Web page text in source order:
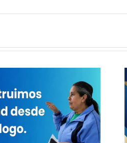
Sepal nominada a
premios verdes